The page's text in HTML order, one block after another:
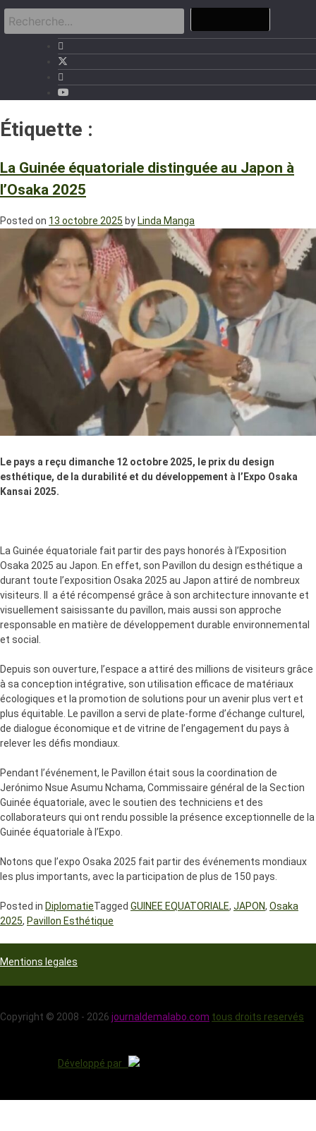
Étiquette :
La Guinée équatoriale distinguée au Japon à
l’Osaka 2025
Posted on 13 octobre 2025 by Linda Manga
Le pays a reçu dimanche 12 octobre 2025, le prix du design
esthétique, de la durabilité et du développement à l’Expo Osaka
Kansai 2025.
La Guinée équatoriale fait partir des pays honorés à l’Exposition
Osaka 2025 au Japon. En effet, son Pavillon du design esthétique a
durant toute l’exposition Osaka 2025 au Japon attiré de nombreux
visiteurs. Il a été récompensé grâce à son architecture innovante et
visuellement saisissante du pavillon, mais aussi son approche
responsable en matière de développement durable environnemental
et social.
Depuis son ouverture, l’espace a attiré des millions de visiteurs grâce
à sa conception intégrative, son utilisation efficace de matériaux
écologiques et la promotion de solutions pour un avenir plus vert et
plus équitable. Le pavillon a servi de plate-forme d’échange culturel,
de dialogue économique et de vitrine de l’engagement du pays à
relever les défis mondiaux.
Pendant l’événement, le Pavillon était sous la coordination de
Jerónimo Nsue Asumu Nchama, Commissaire général de la Section
Guinée équatoriale, avec le soutien des techniciens et des
collaborateurs qui ont rendu possible la présence exceptionnelle de la
Guinée équatoriale à l’Expo.
Notons que l’expo Osaka 2025 fait partir des événements mondiaux
les plus importants, avec la participation de plus de 150 pays.
Posted in DiplomatieTagged GUINEE EQUATORIALE, JAPON, Osaka
2025, Pavillon Esthétique
Mentions legales
Copyright © 2008 - 2026 journaldemalabo.com tous droits reservés
Développé par